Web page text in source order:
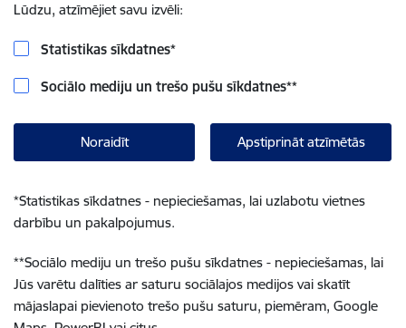
Lūdzu, atzīmējiet savu izvēli:
Statistikas sīkdatnes*
Sociālo mediju un trešo pušu sīkdatnes**
Noraidīt Apstiprināt atzīmētās
*Statistikas sīkdatnes - nepieciešamas, lai uzlabotu vietnes
darbību un pakalpojumus.
**Sociālo mediju un trešo pušu sīkdatnes - nepieciešamas, lai
Jūs varētu dalīties ar saturu sociālajos medijos vai skatīt
mājaslapai pievienoto trešo pušu saturu, piemēram, Google